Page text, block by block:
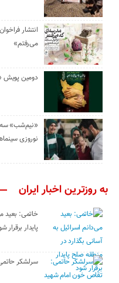
انتشار
می‌رفتم»
دومین پویش
«نیم‌شب» سه
نوروزی
به روزترین اخبار ایران
خاتمی: بعید
پایدار برقرار
سرلشکر